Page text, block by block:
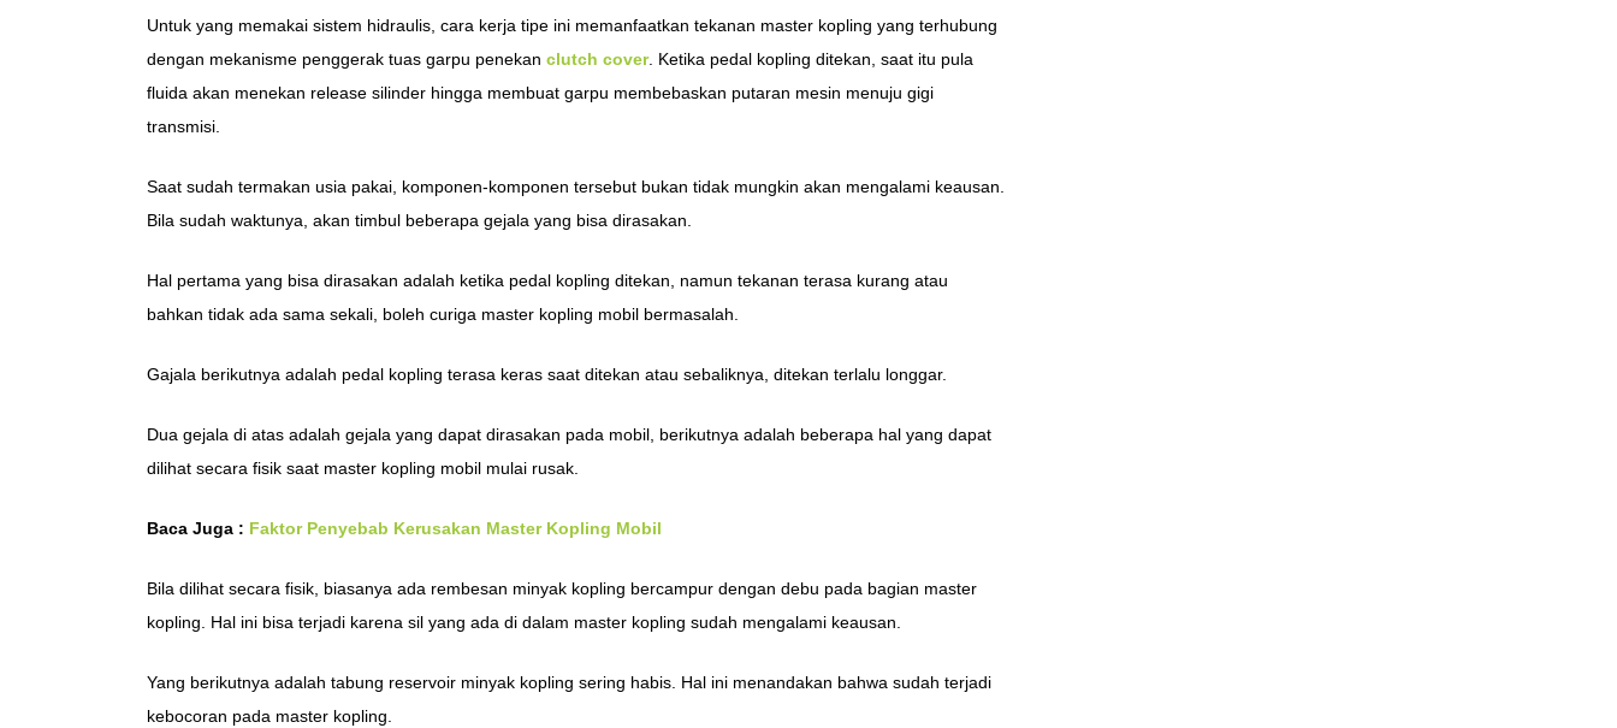
Untuk yang memakai sistem hidraulis, cara kerja tipe ini memanfaatkan tekanan master kopling yang terhubung
dengan mekanisme penggerak tuas garpu penekan clutch cover. Ketika pedal kopling ditekan, saat itu pula
fluida akan menekan release silinder hingga membuat garpu membebaskan putaran mesin menuju gigi
transmisi.
Saat sudah termakan usia pakai, komponen-komponen tersebut bukan tidak mungkin akan mengalami keausan.
Bila sudah waktunya, akan timbul beberapa gejala yang bisa dirasakan.
Hal pertama yang bisa dirasakan adalah ketika pedal kopling ditekan, namun tekanan terasa kurang atau
bahkan tidak ada sama sekali, boleh curiga master kopling mobil bermasalah.
Gajala berikutnya adalah pedal kopling terasa keras saat ditekan atau sebaliknya, ditekan terlalu longgar.
Dua gejala di atas adalah gejala yang dapat dirasakan pada mobil, berikutnya adalah beberapa hal yang dapat
dilihat secara fisik saat master kopling mobil mulai rusak.
Baca Juga : Faktor Penyebab Kerusakan Master Kopling Mobil
Bila dilihat secara fisik, biasanya ada rembesan minyak kopling bercampur dengan debu pada bagian master
kopling. Hal ini bisa terjadi karena sil yang ada di dalam master kopling sudah mengalami keausan.
Yang berikutnya adalah tabung reservoir minyak kopling sering habis. Hal ini menandakan bahwa sudah terjadi
kebocoran pada master kopling.